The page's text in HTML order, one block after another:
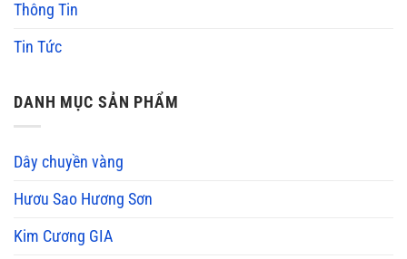
Thông Tin
Tin Tức
DANH MỤC SẢN PHẨM
Dây chuyền vàng
Hươu Sao Hương Sơn
Kim Cương GIA